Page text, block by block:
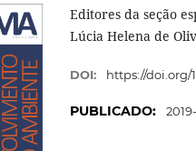
Editores da seção
Lúcia Helena de
DOI: https://doi.org/
PUBLICADO: